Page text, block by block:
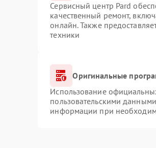
Сервисный центр Pard
качественный ремонт,
онлайн. Также
техники
Оригинальные
Использование
пользовательскими
информации при